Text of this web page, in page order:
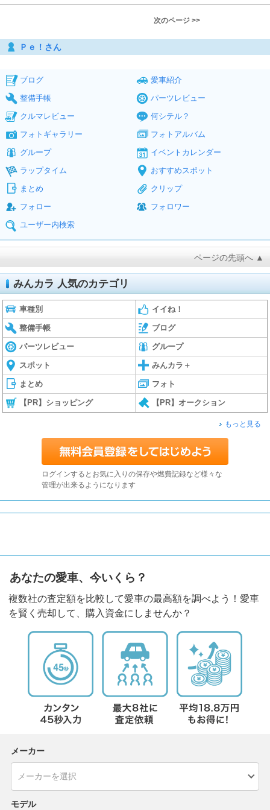
次のページ >>
Ｐｅ！さん
ブログ
愛車紹介
整備手帳
パーツレビュー
クルマレビュー
何シテル？
フォトギャラリー
フォトアルバム
グループ
イベントカレンダー
ラップタイム
おすすめスポット
まとめ
クリップ
フォロー
フォロワー
ユーザー内検索
ページの先頭へ ▲
みんカラ 人気のカテゴリ
車種別 イイね！
整備手帳 ブログ
パーツレビュー グループ
スポット みんカラ＋
まとめ フォト
【PR】ショッピング 【PR】オークション
もっと見る
ログインするとお気に入りの保存や燃費記録など様々な
管理が出来るようになります
あなたの愛車、今いくら？
複数社の査定額を比較して愛車の最高額を調べよう！愛車
を賢く売却して、購入資金にしませんか？
メーカー
モデル